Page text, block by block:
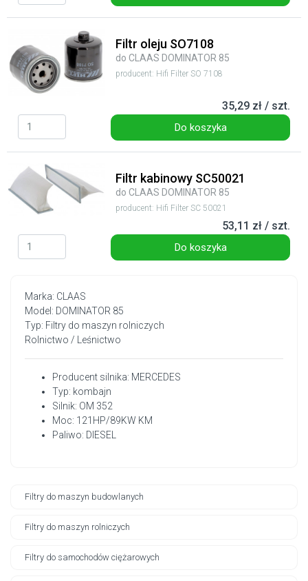
Marka: CLAAS
Model: DOMINATOR 85
Typ: Filtry do maszyn rolniczych
Rolnictwo / Leśnictwo
Producent silnika: MERCEDES
Typ: kombajn
Silnik: OM 352
Moc: 121HP/89KW KM
Paliwo: DIESEL
Filtry do maszyn budowlanych
Filtry do maszyn rolniczych
Filtry do samochodów ciężarowych
Filtr oleju SO7108
do CLAAS DOMINATOR 85
producent: Hifi Filter SO 7108
35,29 zł / szt.
Do koszyka
Filtr kabinowy SC50021
do CLAAS DOMINATOR 85
producent: Hifi Filter SC 50021
53,11 zł / szt.
Do koszyka